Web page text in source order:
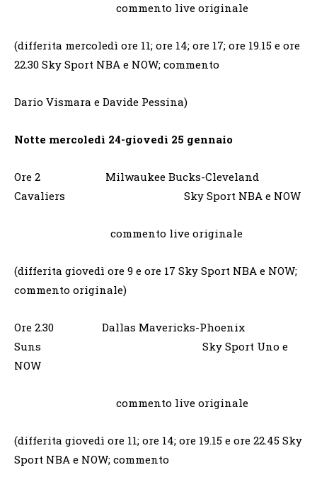
commento live originale
(differita mercoledì ore 11; ore 14; ore 17; ore 19.15 e ore
22.30 Sky Sport NBA e NOW; commento
Dario Vismara e Davide Pessina)
Notte mercoledì 24-giovedì 25 gennaio
Ore 2 Milwaukee Bucks-Cleveland
Cavaliers Sky Sport NBA e NOW
commento live originale
(differita giovedì ore 9 e ore 17 Sky Sport NBA e NOW;
commento originale)
Ore 2.30 Dallas Mavericks-Phoenix
Suns Sky Sport Uno e
NOW
commento live originale
(differita giovedì ore 11; ore 14; ore 19.15 e ore 22.45 Sky
Sport NBA e NOW; commento